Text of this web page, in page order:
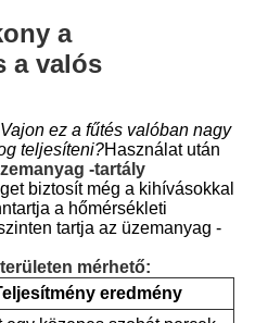
a
a valós
Vajon ez a fűtés valóban nagy
teljesíteni?Használat után
-tartály
biztosít még a kihívásokkal
a hőmérsékleti
tartja az üzemanyag -
mérhető:
eredmény